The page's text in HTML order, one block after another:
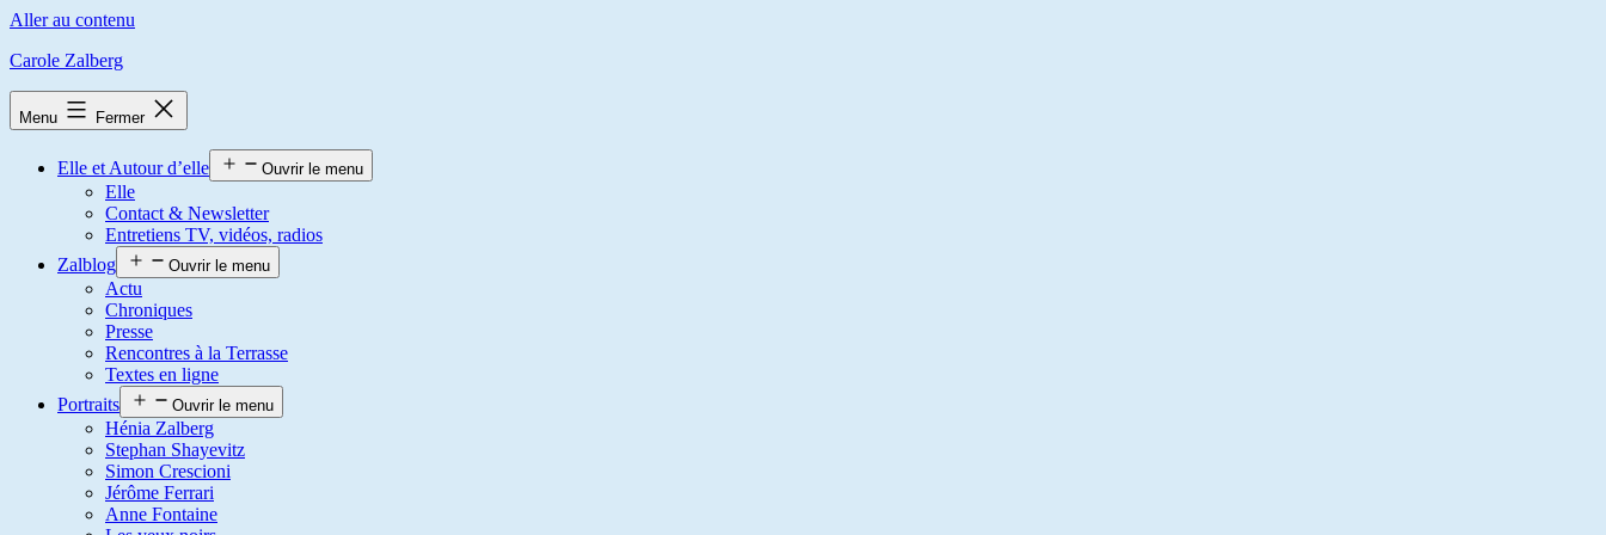
Aller au contenu
Carole Zalberg
Menu Fermer
Elle et Autour d’elle Ouvrir le menu
Elle
Contact & Newsletter
Entretiens TV, vidéos, radios
Zalblog
Ouvrir le menu
Actu
Chroniques
Presse
Rencontres à la Terrasse
Textes en ligne
Portraits
Ouvrir le menu
Hénia Zalberg
Stephan Shayevitz
Simon Crescioni
Jérôme Ferrari
Anne Fontaine